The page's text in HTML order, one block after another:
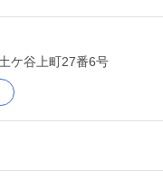
ケ谷上町27番6号